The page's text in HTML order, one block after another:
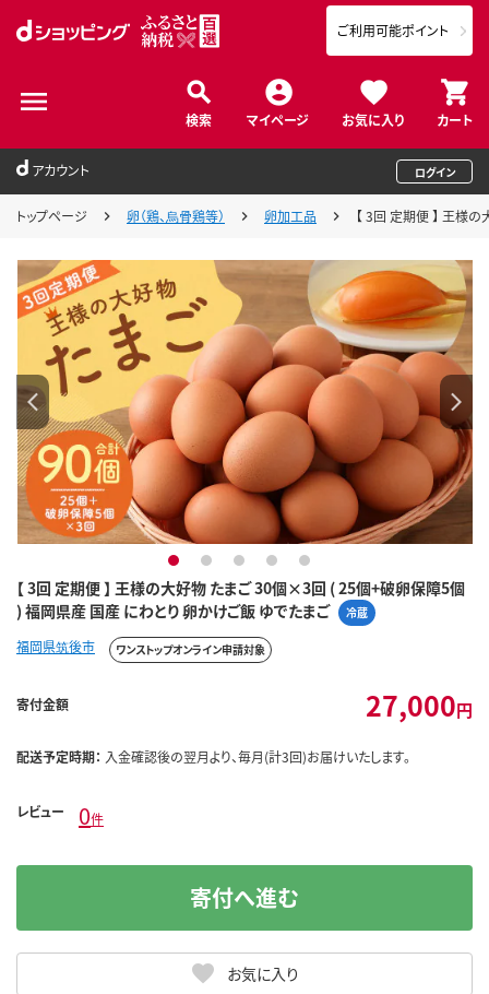
検索 マイページ お気に入り カート
ご利用可能ポイント
アカウント ログイン
トップページ 卵（鶏、烏骨鶏等） 卵加工品 【 3回 定期便 】 王様
【 3回 定期便 】 王様の大好物 たまご 30個×3回 ( 25個+破卵保障5個
) 福岡県産 国産 にわとり 卵かけご飯 ゆでたまご
冷蔵
1 2 3 4 5
福岡県筑後市 ワンストップオンライン申請対象
寄付金額 27,000円
配送予定時期： 入金確認後の翌月より、毎月(計3回)お届けいたします。
レビュー 0件
お気に入り
寄付へ進む